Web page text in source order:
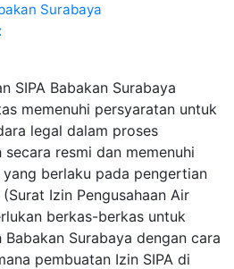
Surabaya
SIPA Babakan Surabaya
memenuhi persyaratan untuk
legal dalam proses
secara resmi dan memenuhi
berlaku pada pengertian
Izin Pengusahaan Air
berkas-berkas untuk
Babakan Surabaya dengan cara
pembuatan Izin SIPA di